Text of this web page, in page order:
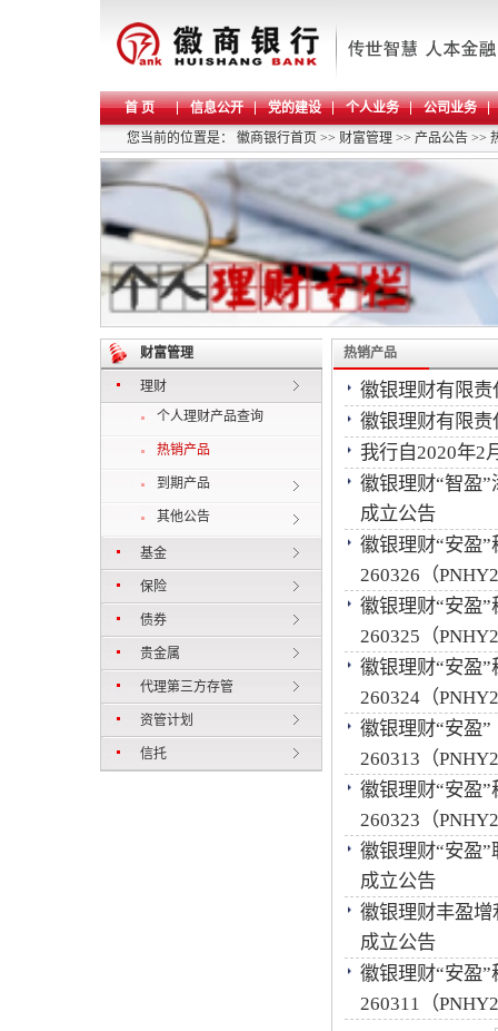
首 页 信息公开 党的建设 个人业务
公司业务
您当前的位置是： 徽商银行首页 >> 财富管理 >> 产品公告 >>
财富管理
理财
个人理财产品查询
热销产品
到期产品
其他公告
基金
保险
债券
贵金属
代理第三方存管
资管计划
信托
热销产品
徽银理财有限
徽银理财有限
我行自2020年2
徽银理财“智盈”
成立公告
徽银理财“安盈
260326（
徽银理财“安盈
260325（
徽银理财“安盈
260324（
徽银理财“安盈
260313（
徽银理财“安盈
260323（
徽银理财“安盈
成立公告
徽银理财丰盈增
成立公告
徽银理财“安盈
260311（